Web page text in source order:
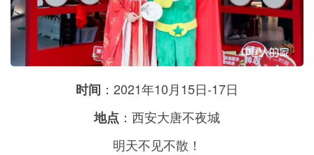
时间 ：2021年10月15日-17日
地点 ：西安大唐不夜城
明天不见不散！